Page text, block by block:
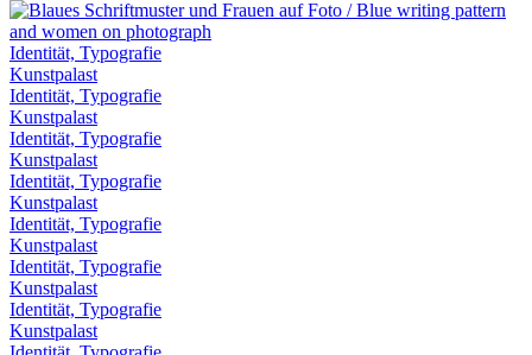
Identität, Typografie
Kunstpalast
Identität, Typografie
Kunstpalast
Identität, Typografie
Kunstpalast
Identität, Typografie
Kunstpalast
Identität, Typografie
Kunstpalast
Identität, Typografie
Kunstpalast
Identität, Typografie
Kunstpalast